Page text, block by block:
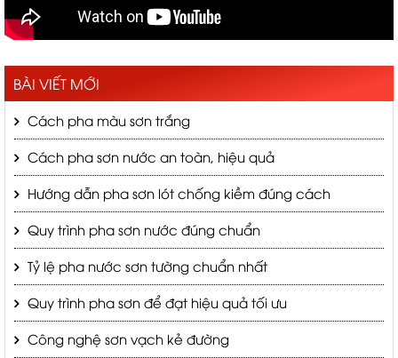
BÀI VIẾT MỚI
Cách pha màu sơn trắng
Cách pha sơn nước an toàn, hiệu quả
Hướng dẫn pha sơn lót chống kiềm đúng cách
Quy trình pha sơn nước đúng chuẩn
Tỷ lệ pha nước sơn tường chuẩn nhất
Quy trình pha sơn để đạt hiệu quả tối ưu
Công nghệ sơn vạch kẻ đường